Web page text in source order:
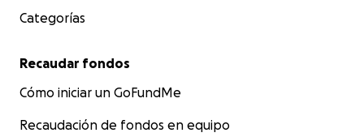
Categorías
Recaudar fondos
Cómo iniciar un GoFundMe
Recaudación de fondos en equipo